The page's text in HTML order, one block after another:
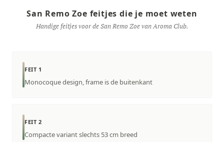
San Remo Zoe feitjes die je moet weten
Handige feitjes voor de San Remo Zoe van Aroma Club.
FEIT 1
Monocoque design, frame is de buitenkant
FEIT 2
Compacte variant slechts 53 cm breed